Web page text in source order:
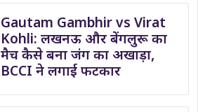
Gautam Gambhir vs Virat
Kohli: लखनऊ और बेंगलुरू का
मैच कैसे बना जंग का अखाड़ा,
BCCI ने लगाई फटकार